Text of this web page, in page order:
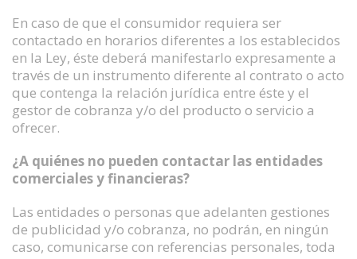
En caso de que el consumidor requiera ser
contactado en horarios diferentes a los establecidos
en la Ley, éste deberá manifestarlo expresamente a
través de un instrumento diferente al contrato o acto
que contenga la relación jurídica entre éste y el
gestor de cobranza y/o del producto o servicio a
ofrecer.
¿A quiénes no pueden contactar las entidades
comerciales y financieras?
Las entidades o personas que adelanten gestiones
de publicidad y/o cobranza, no podrán, en ningún
caso, comunicarse con referencias personales, toda